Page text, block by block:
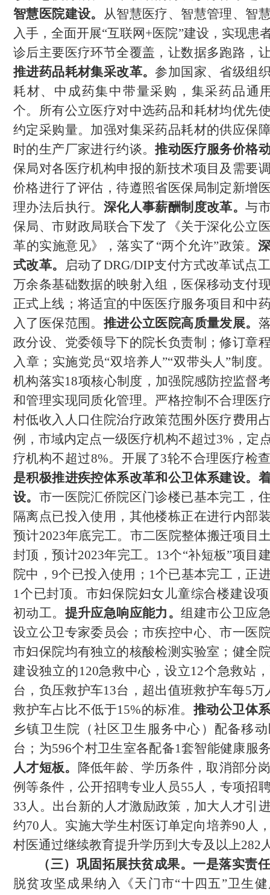
智慧医院建设。 从智慧医疗、智慧管理、智
入手，全面开展“互联网+医院”建设，实现患
诊后主要医疗环节全覆盖，让数据多跑路，
推进药品耗材集采改革。参加国家、省级组
耗材、中成药集中带量采购，集采药品通
个。所有公立医疗对中选药品和耗材均优先
约定采购量。加强对集采药品耗材的供应保
时的生产厂家进行约谈。推动医疗服务价格
保局对各医疗机构申报的新技术项目及需要
价格进行了评估，待遵照省医保局制定新增
理办法后执行。 深化人事薪酬制度改革。与
保局、市财政局联合下发了《关于深化公立
革的实施意见》，落实了 “两个允许”政策。
式改革。
启动了DRG/DIP支付方式改革试点
万余条基础数据的映射入组，医保移动支付
正式上线；将适宜的中医医疗服务项目和中
入了医保范围。 推进公立医院高质量发展。
政分设、党委领导下的院长负责制；修订章
入章；实施党员“双培养人”“双带头人”制度
机构落实18项核心制度，加强院感防控监督
和管理实现同质化管理。严格控制不合理医
村低收入人口住院治疗政策范围外医疗费用
例，市域内定点一级医疗机构不超过3%，定
疗机构不超过8%。开展了3轮不合理医疗检
是积极推进疾控体系改革和公卫体系建设。
设。 市一医院汇侨院区门诊楼已基本完工，
隔离点已投入使用，其他楼栋正在进行内部
预计2023年底完工。市二医院整体搬迁项目
封顶，预计2023年完工。 13个“补短板”项目
院中，9个已投入使用 ； 1个已基本完工，正
1个已封顶。市妇保院妇女儿童综合楼建设
初动工。 提升应急响应能力。组建市公卫应
设立公卫专家委员会；市疾控中心、市一医
市妇保院均有独立的核酸检测实验室； 健全
建设独立的120急救中心，设立12个急救站，
台，负压救护车13台，超出值班救护车每5万
救护车占比不低于15%的标准。 推动公卫体
乡镇卫生院（社区卫生服务中心）配备移
台；为596个村卫生室各配备1套智能健康服
人才短板。 降低年龄、学历条件，取消部分
例等条件，公开招聘专业人员55人，专项招
33人。出台新的人才激励政策，加大人才引
约70人。实施大学生村医订单定向培养90人
村医通过继续教育提升学历到大专及以上282
（三）巩固拓展扶贫成果。 一是落实责
脱贫攻坚成果纳入《天门市“十四五”卫生